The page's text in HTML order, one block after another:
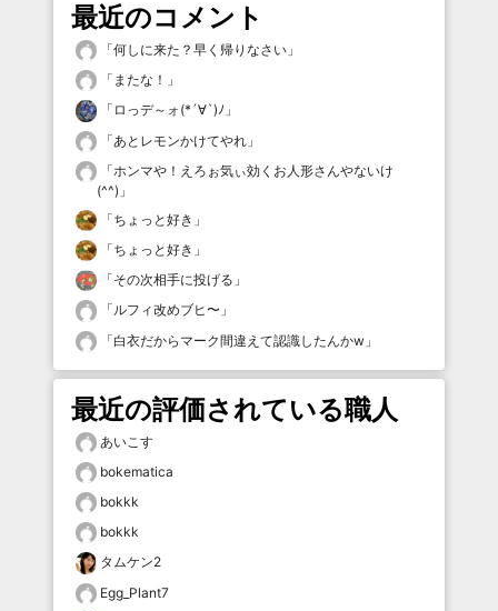
最近のコメント
「何しに来た？早く帰りなさい 」
「 またな！ 」
「 ロっデ～ォ(*´∀`)ﾉ 」
「あとレモンかけてやれ 」
「ホンマや！えろぉ気ぃ効くお人形さんやないけ
(^^) 」
「ちょっと好き 」
「ちょっと好き 」
「その次相手に投げる 」
「ルフィ改めブヒ〜 」
「白衣だからマーク間違えて認識したんかw 」
最近の評価されている職人
あいこす
bokematica
bokkk
bokkk
タムケン2
Egg_Plant7